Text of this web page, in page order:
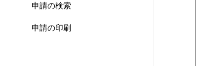
申請の検索
申請の印刷